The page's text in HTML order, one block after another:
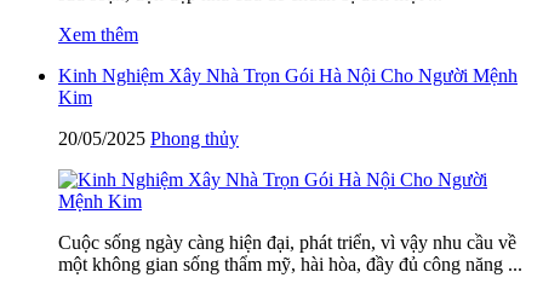
Xem thêm
Kinh Nghiệm Xây Nhà Trọn Gói Hà Nội Cho Người Mệnh
Kim
20/05/2025 Phong thủy
Cuộc sống ngày càng hiện đại, phát triển, vì vậy nhu cầu về
một không gian sống thẩm mỹ, hài hòa, đầy đủ công năng ...